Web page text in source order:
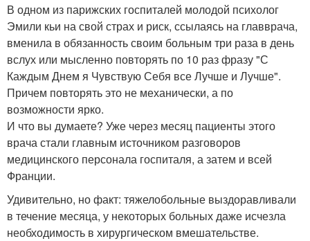
В одном из парижских госпиталей молодой психолог
Эмили кьи на свой страх и риск, ссылаясь на главврача,
вменила в обязанность своим больным три раза в день
вслух или мысленно повторять по 10 раз фразу "С
Каждым Днем я Чувствую Себя все Лучше и Лучше".
Причем повторять это не механически, а по
возможности ярко.
И что вы думаете? Уже через месяц пациенты этого
врача стали главным источником разговоров
медицинского персонала госпиталя, а затем и всей
Франции.
Удивительно, но факт: тяжелобольные выздоравливали
в течение месяца, у некоторых больных даже исчезла
необходимость в хирургическом вмешательстве.